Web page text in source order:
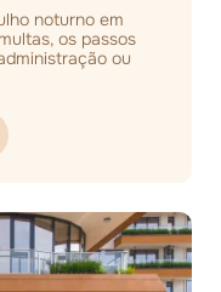
noturno em
os passos
ou